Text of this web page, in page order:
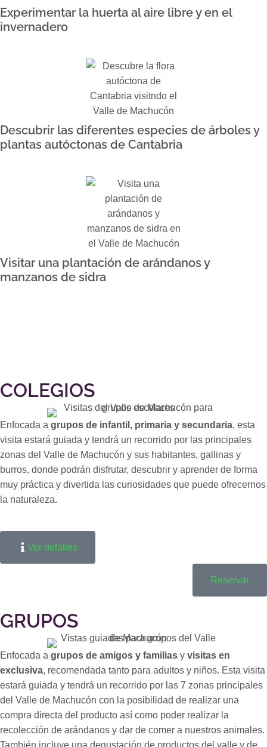
Experimentar la huerta al aire libre y en el
invernadero
Descubrir las diferentes especies de árboles y
plantas autóctonas de Cantabria
Visitar una plantación de arándanos y
manzanos de sidra
COLEGIOS
Enfocada a grupos de infantil, primaria y secundaria, esta
visita estará guiada y tendrá un recorrido por las principales
zonas del Valle de Machucón y sus habitantes, gallinas y
burros, donde podrán disfrutar, descubrir y aprender de forma
muy práctica y divertida las curiosidades que puede ofrecernos
la naturaleza.
Ver detalles
Reservar
GRUPOS
Enfocada a grupos de amigos y familias y visitas en
exclusiva, recomendada tanto para adultos y niños. Esta visita
estará guiada y tendrá un recorrido por las 7 zonas principales
del Valle de Machucón con la posibilidad de realizar una
compra directa del producto así como poder realizar la
recolección de arándanos y dar de comer a nuestros animales.
También incluye una degustación de productos del valle y de